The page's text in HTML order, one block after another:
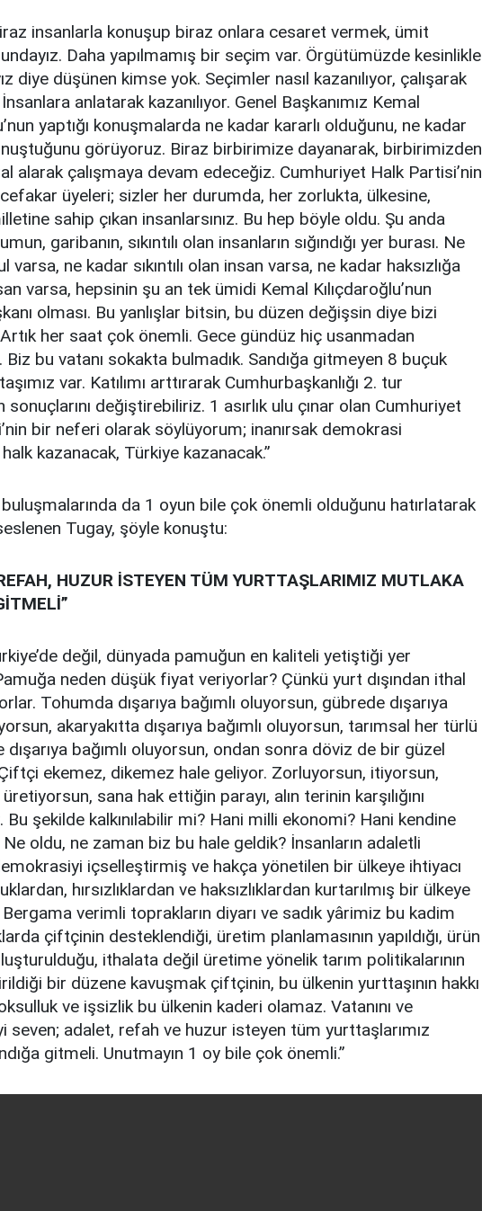
insanlarla konuşup biraz onlara cesaret vermek, ümit
Daha yapılmamış bir seçim var. Örgütümüzde kesinlikle
diye düşünen kimse yok. Seçimler nasıl kazanılıyor, çalışarak
İnsanlara anlatarak kazanılıyor. Genel Başkanımız Kemal
yaptığı konuşmalarda ne kadar kararlı olduğunu, ne kadar
görüyoruz. Biraz birbirimize dayanarak, birbirimizden
alarak çalışmaya devam edeceğiz. Cumhuriyet Halk Partisi’nin
üyeleri; sizler her durumda, her zorlukta, ülkesine,
sahip çıkan insanlarsınız. Bu hep böyle oldu. Şu anda
garibanın, sıkıntılı olan insanların sığındığı yer burası. Ne
varsa, ne kadar sıkıntılı olan insan varsa, ne kadar haksızlığa
varsa, hepsinin şu an tek ümidi Kemal Kılıçdaroğlu’nun
olması. Bu yanlışlar bitsin, bu düzen değişsin diye bizi
her saat çok önemli. Gece gündüz hiç usanmadan
Biz bu vatanı sokakta bulmadık. Sandığa gitmeyen 8 buçuk
var. Katılımı arttırarak Cumhurbaşkanlığı 2. tur
sonuçlarını değiştirebiliriz. 1 asırlık ulu çınar olan Cumhuriyet
bir neferi olarak söylüyorum; inanırsak demokrasi
kazanacak, Türkiye kazanacak.”
da 1 oyun bile çok önemli olduğunu hatırlatarak
Tugay, şöyle konuştu:
HUZUR İSTEYEN TÜM YURTTAŞLARIMIZ MUTLAKA
değil, dünyada pamuğun en kaliteli yetiştiği yer
neden düşük fiyat veriyorlar? Çünkü yurt dışından ithal
Tohumda dışarıya bağımlı oluyorsun, gübrede dışarıya
akaryakıtta dışarıya bağımlı oluyorsun, tarımsal her türlü
bağımlı oluyorsun, ondan sonra döviz de bir güzel
ekemez, dikemez hale geliyor. Zorluyorsun, itiyorsun,
sana hak ettiğin parayı, alın terinin karşılığını
şekilde kalkınılabilir mi? Hani milli ekonomi? Hani kendine
oldu, ne zaman biz bu hale geldik? İnsanların adaletli
içselleştirmiş ve hakça yönetilen bir ülkeye ihtiyacı
hırsızlıklardan ve haksızlıklardan kurtarılmış bir ülkeye
Bergama verimli toprakların diyarı ve sadık yârimiz bu kadim
çiftçinin desteklendiği, üretim planlamasının yapıldığı, ürün
ithalata değil üretime yönelik tarım politikalarının
bir düzene kavuşmak çiftçinin, bu ülkenin yurttaşının hakkı
ve işsizlik bu ülkenin kaderi olamaz. Vatanını ve
seven; adalet, refah ve huzur isteyen tüm yurttaşlarımız
gitmeli. Unutmayın 1 oy bile çok önemli.”